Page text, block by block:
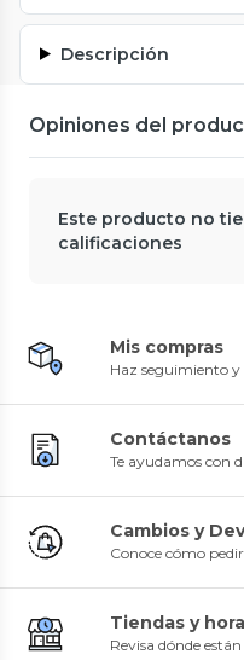
Descripción
Opiniones del
Este producto no
calificaciones
Mis compras
Haz seguimiento y
Contáctanos
Te ayudamos con
Cambios y
Conoce cómo
Tiendas y
Revisa dónde